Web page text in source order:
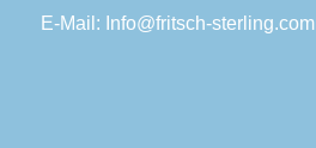
E-Mail: Info@fritsch-sterling.com